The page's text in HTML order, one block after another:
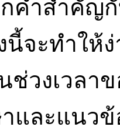
คำสำคัญ
จะทำให้ง่
ช่วงเวลา
และแนว